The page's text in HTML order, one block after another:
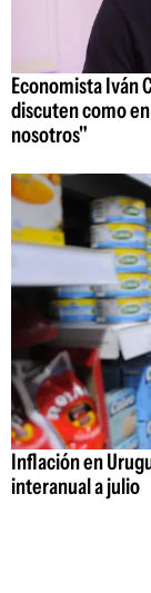
Economista Iván
discuten como
nosotros"
Inflación en
interanual a julio